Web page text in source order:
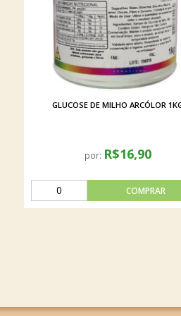
GLUCOSE DE MILHO ARCÓLOR
por: R$16,90